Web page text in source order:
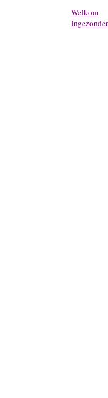
Welkom